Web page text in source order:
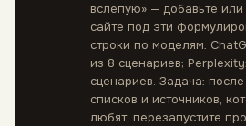
вслепую» — добавьте
сайте под эти
строки по моделям:
из 8 сценариев;
сценариев. Задача:
списков и источников,
любят, перезапустите